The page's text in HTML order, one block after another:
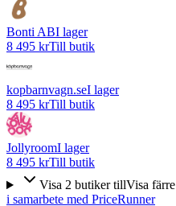
Bonti ABI lager
8 495 krTill butik
kopbarnvagn.seI lager
8 495 krTill butik
JollyroomI lager
8 495 krTill butik
Visa 2 butiker tillVisa färre
i samarbete med PriceRunner